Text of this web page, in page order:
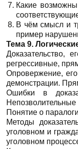
Какие
В чём смысл и
пример
Тема 9.
Доказательство,
регрессивные,
Опровержение,
демонстрации.
Ошибки в
Понятие о
Методы
уголовном и
уголовном